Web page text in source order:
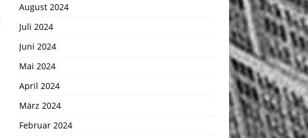
August 2024
Juli 2024
Juni 2024
Mai 2024
April 2024
März 2024
Februar 2024